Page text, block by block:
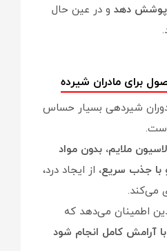
پوشش دهد و در عین حال
برای مادران شیرده
شیردهی بسیار حساس
ملایم، بدون مواد
با جذب سریع، از ایجاد درد،
می‌کند.
اطمینان می‌دهد که
آرامش کامل انجام شود